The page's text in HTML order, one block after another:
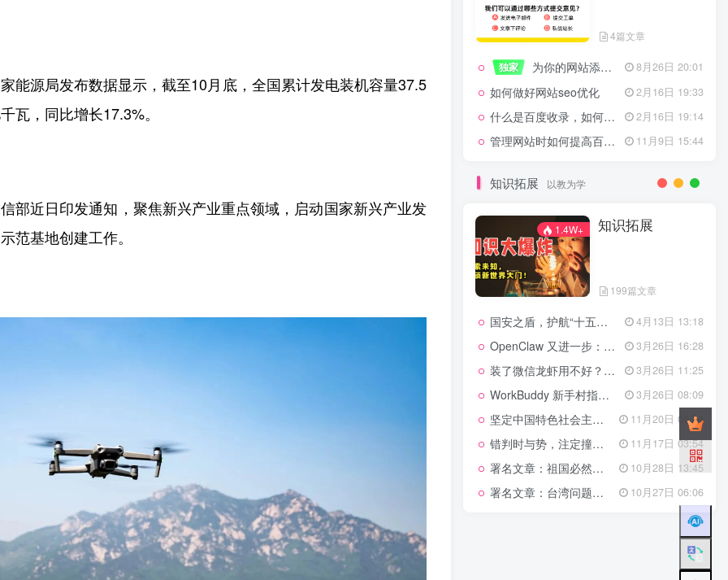
能源局发布数据显示，截至10月底，全国累计发电装机容量37.5
瓦，同比增长17.3%。
部近日印发通知，聚焦新兴产业重点领域，启动国家新兴产业发
范基地创建工作。
4篇文章
独家 为你的网站添加百度登录 8月26日 20:01
如何做好网站seo优化 2月16日 19:33
什么是百度收录，如何提高收录量？ 2月16日 19:14
管理网站时如何提高百度权重？ 11月9日 15:44
知识拓展 以教为学
1.4W+ 知识拓展
199篇文章
国安之盾，护航“十五五”新征程 4月13日 13:18
OpenClaw 又进一步：微信直连+安全检测+版本切换 3月26日 16:28
装了微信龙虾用不好？3步让你轻松指挥AI干活！ 3月26日 11:25
WorkBuddy 新手村指南：10 个核心技巧帮你解锁满级虾🦞！ 3月26日 08:09
坚定中国特色社会主义法治的政治定力 11月20日 06:24
错判时与势，注定撞南墙 11月17日 03:54
署名文章：祖国必然统一势不可挡 10月28日 13:45
署名文章：台湾问题的由来和性质 10月27日 06:06